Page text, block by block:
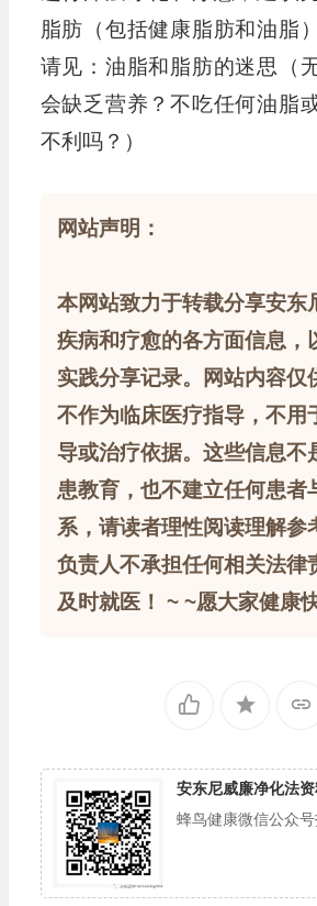
脂肪（包括健康脂肪和油脂
请见：油脂和脂肪的迷思（
会缺乏营养？不吃任何油脂
不利吗？）
网站声明：
本网站致力于转载分享安东
疾病和疗愈的各方面信息，
实践分享记录。网站内容仅
不作为临床医疗指导，不用
导或治疗依据。这些信息不
患教育，也不建立任何患者
系，请读者理性阅读理解参
负责人不承担任何相关法律
及时就医！ ~ ~愿大家健康
安东尼威廉净化法
蜂鸟健康微信公众